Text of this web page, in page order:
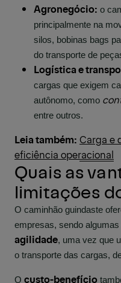
Agronegócio: o
principalmente na
silos, bobinas bags
do transporte de
Logística e
cargas que exigem
autônomo, como
entre outros.
Leia também: Carga e
eficiência operacional
Quais as
limitações
O caminhão guindaste
empresas, sendo
agilidade, uma vez que
o transporte das cargas,
O custo-benefício